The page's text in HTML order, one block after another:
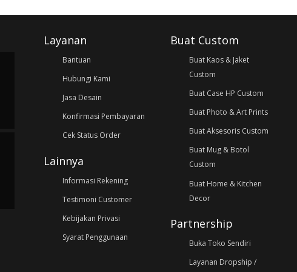
Layanan
Bantuan
Hubungi Kami
Jasa Desain
Konfirmasi Pembayaran
Cek Status Order
Lainnya
Informasi Rekening
Testimoni Customer
Kebijakan Privasi
Syarat Penggunaan
Buat Custom
Buat Kaos & Jaket
Custom
Buat Case HP Custom
Buat Photo & Art Prints
Buat Aksesoris Custom
Buat Mug & Botol
Custom
Buat Home & Kitchen
Decor
Partnership
Buka Toko Sendiri
Layanan Dropship /